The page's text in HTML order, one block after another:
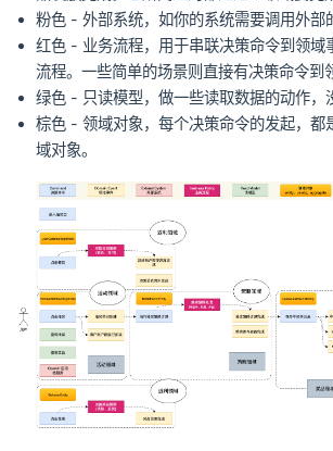
粉色 - 外部系统，如你的系统需要调用外部
红色 - 业务流程，用于串联决策命令到领域
流程。一些简单的场景则直接有决策命令到
绿色 - 只读模型，做一些读取数据的动作，
棕色 - 领域对象，每个决策命令的发起，都
域对象。